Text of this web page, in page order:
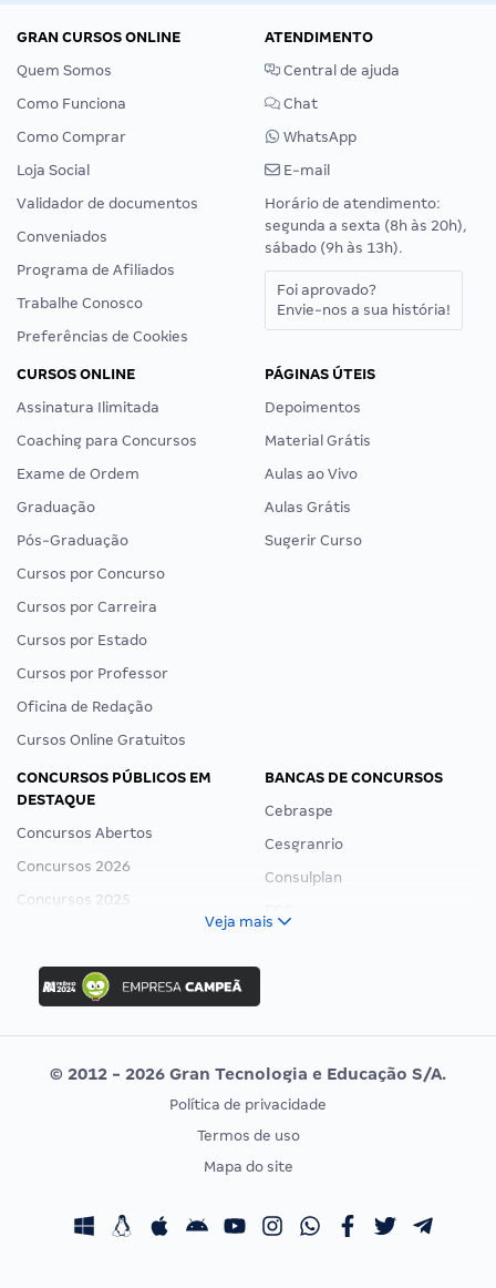
GRAN CURSOS ONLINE
Quem Somos
Como Funciona
Como Comprar
Loja Social
Validador de documentos
Conveniados
Programa de Afiliados
Trabalhe Conosco
Preferências de Cookies
ATENDIMENTO
Central de ajuda
Chat
WhatsApp
E-mail
Horário de atendimento:
segunda a sexta (8h às 20h),
sábado (9h às 13h).
Foi aprovado?
Envie-nos a sua história!
CURSOS ONLINE
Assinatura Ilimitada
Coaching para Concursos
Exame de Ordem
Graduação
Pós-Graduação
Cursos por Concurso
Cursos por Carreira
Cursos por Estado
Cursos por Professor
Oficina de Redação
Cursos Online Gratuitos
PÁGINAS ÚTEIS
Depoimentos
Material Grátis
Aulas ao Vivo
Aulas Grátis
Sugerir Curso
CONCURSOS PÚBLICOS EM
DESTAQUE
Concursos Abertos
Concursos 2026
Concursos 2025
Concurso Ibama
Concurso MPU
Editais publicados
BANCAS DE CONCURSOS
Cebraspe
Cesgranrio
Consulplan
Vunesp
CONCURSOS POR PROFISSÃO
Concursos Fiscais
EXAME DE ORDEM
Calendário OAB
Veja mais
© 2012 - 2026 Gran Tecnologia e Educação S/A.
Política de privacidade
Termos de uso
Mapa do site